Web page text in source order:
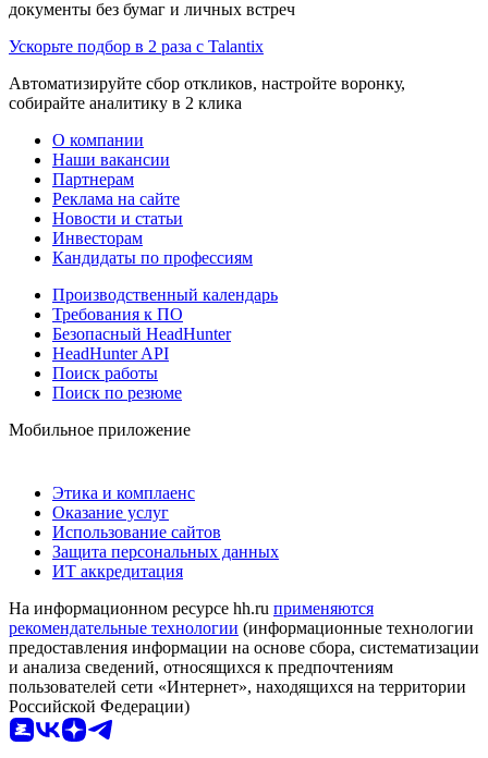
документы без бумаг и личных встреч
Ускорьте подбор в 2 раза с Talantix
Автоматизируйте сбор откликов, настройте воронку,
собирайте аналитику в 2 клика
О компании
Наши вакансии
Партнерам
Реклама на сайте
Новости и статьи
Инвесторам
Кандидаты по профессиям
Производственный календарь
Требования к ПО
Безопасный HeadHunter
HeadHunter API
Поиск работы
Поиск по резюме
Мобильное приложение
Этика и комплаенс
Оказание услуг
Использование сайтов
Защита персональных данных
ИТ аккредитация
На информационном ресурсе hh.ru применяются
рекомендательные технологии (информационные технологии
предоставления информации на основе сбора, систематизации
и анализа сведений, относящихся к предпочтениям
пользователей сети «Интернет», находящихся на территории
Российской Федерации)